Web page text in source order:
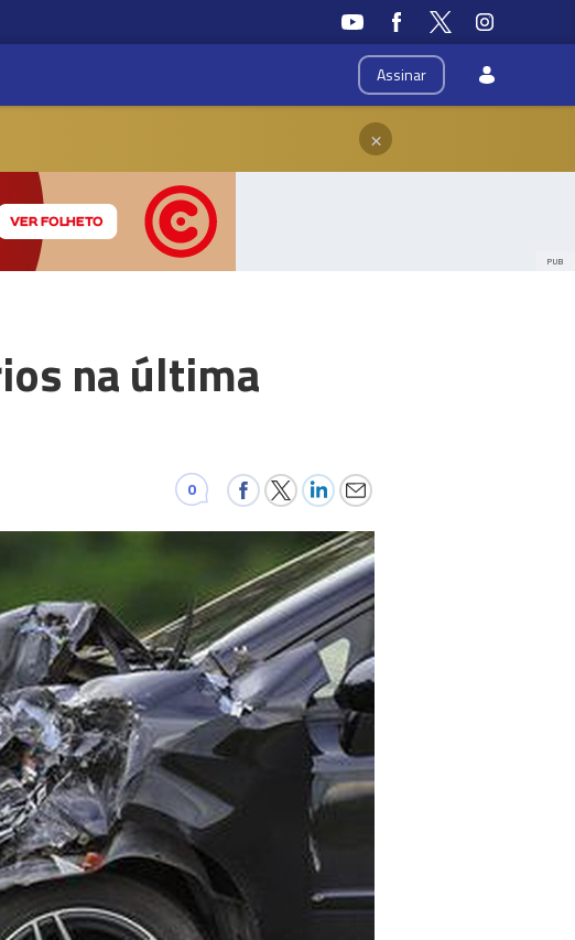
Assinar
×
PUB
na última
0